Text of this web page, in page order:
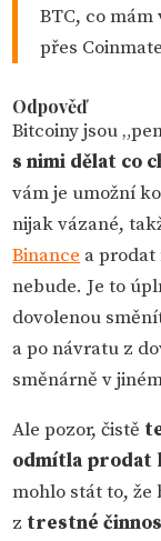
BTC, co
přes
Odpověď
Bitcoiny jsou
s nimi dělat co
vám je umožní
nijak vázané,
Binance a prodat
nebude. Je to
dovolenou
a po návratu z
směnárně v
Ale pozor, čistě
odmítla prodat
mohlo stát to,
z trestné